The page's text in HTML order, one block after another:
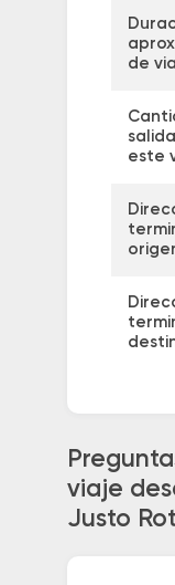
de
este
viaje
Justo